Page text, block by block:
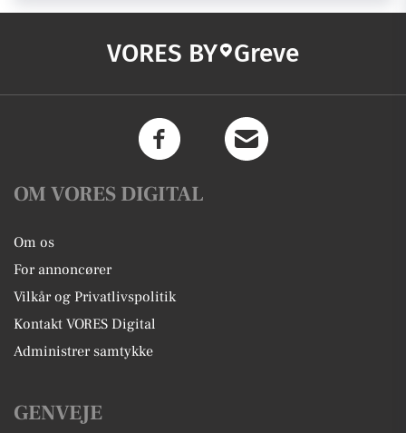
VORES BY Greve
OM VORES DIGITAL
Om os
For annoncører
Vilkår og Privatlivspolitik
Kontakt VORES Digital
Administrer samtykke
GENVEJE